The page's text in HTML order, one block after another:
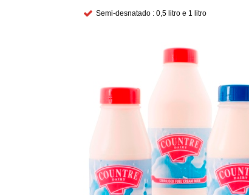
Semi-desnatado : 0,5 litro e 1 litro